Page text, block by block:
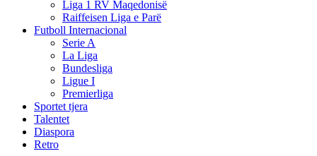
Liga 1 RV Maqedonisë
Raiffeisen Liga e Parë
Futboll Internacional
Serie A
La Liga
Bundesliga
Ligue I
Premierliga
Sportet tjera
Talentet
Diaspora
Retro